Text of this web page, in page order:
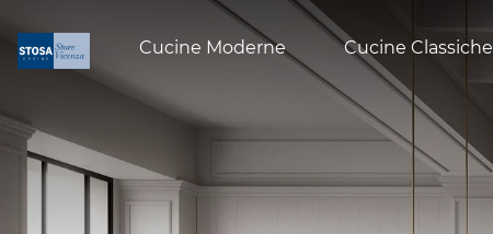
Cucine Moderne Cucine Classiche